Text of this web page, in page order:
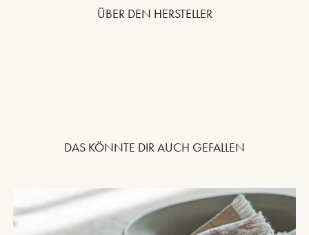
ÜBER DEN HERSTELLER
DAS KÖNNTE DIR AUCH GEFALLEN